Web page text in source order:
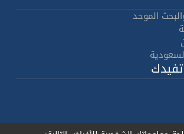
الموحد